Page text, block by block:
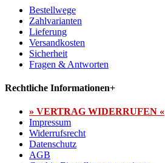
Bestellwege
Zahlvarianten
Lieferung
Versandkosten
Sicherheit
Fragen & Antworten
Rechtliche Informationen+
» VERTRAG WIDERRUFEN «
Impressum
Widerrufsrecht
Datenschutz
AGB